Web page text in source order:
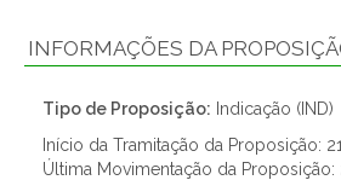
INFORMAÇÕES DA
Tipo de Proposição: Indicação (IND)
Início da Tramitação da Proposição:
Última Movimentação da